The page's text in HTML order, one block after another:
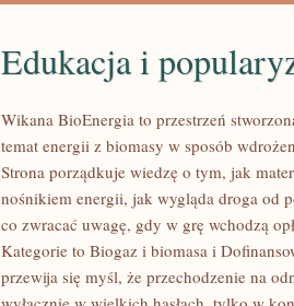
Edukacja i
Wikana BioEnergia to przestrzeń
temat energii z biomasy w sposób
Strona porządkuje wiedzę o tym, jak
nośnikiem energii, jak wygląda droga od
co zwracać uwagę, gdy w grę wchodzą
Kategorie to Biogaz i biomasa i
przewija się myśl, że przechodzenie na